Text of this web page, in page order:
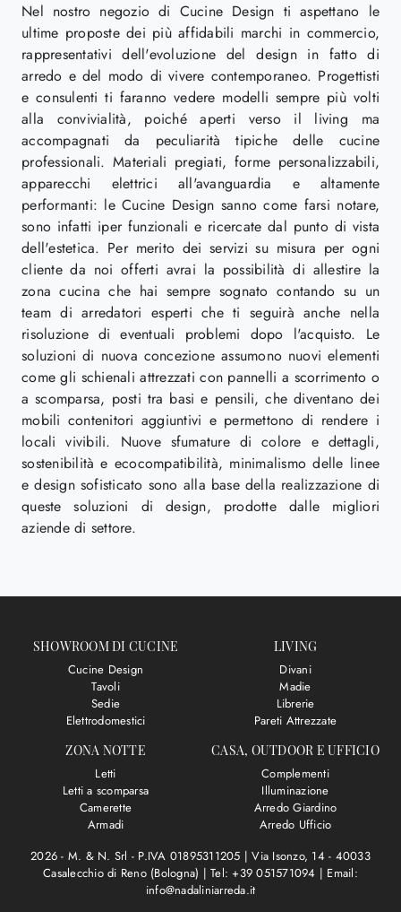
Nel nostro negozio di Cucine Design ti aspettano le
ultime proposte dei più affidabili marchi in commercio,
rappresentativi dell'evoluzione del design in fatto di
arredo e del modo di vivere contemporaneo. Progettisti
e consulenti ti faranno vedere modelli sempre più volti
alla convivialità, poiché aperti verso il living ma
accompagnati da peculiarità tipiche delle cucine
professionali. Materiali pregiati, forme personalizzabili,
apparecchi elettrici all'avanguardia e altamente
performanti: le Cucine Design sanno come farsi notare,
sono infatti iper funzionali e ricercate dal punto di vista
dell'estetica. Per merito dei servizi su misura per ogni
cliente da noi offerti avrai la possibilità di allestire la
zona cucina che hai sempre sognato contando su un
team di arredatori esperti che ti seguirà anche nella
risoluzione di eventuali problemi dopo l'acquisto. Le
soluzioni di nuova concezione assumono nuovi elementi
come gli schienali attrezzati con pannelli a scorrimento o
a scomparsa, posti tra basi e pensili, che diventano dei
mobili contenitori aggiuntivi e permettono di rendere i
locali vivibili. Nuove sfumature di colore e dettagli,
sostenibilità e ecocompatibilità, minimalismo delle linee
e design sofisticato sono alla base della realizzazione di
queste soluzioni di design, prodotte dalle migliori
aziende di settore.
SHOWROOM DI CUCINE
Cucine Design
Tavoli
Sedie
Elettrodomestici
LIVING
Divani
Madie
Librerie
Pareti Attrezzate
ZONA NOTTE
Letti
Letti a scomparsa
Camerette
Armadi
CASA, OUTDOOR E UFFICIO
Complementi
Illuminazione
Arredo Giardino
Arredo Ufficio
2026 - M. & N. Srl - P.IVA 01895311205 |Via Isonzo, 14 - 40033
Casalecchio di Reno (Bologna) |Tel: +39 051571094 | Email:
info@nadaliniarreda.it